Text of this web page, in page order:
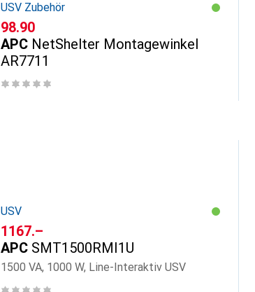
USV Zubehör
CHF
98.90
APC NetShelter Montagewinkel
AR7711
USV
CHF
1167.–
APC SMT1500RMI1U
1500 VA, 1000 W, Line-Interaktiv USV